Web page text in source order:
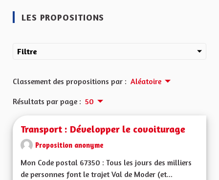
LES PROPOSITIONS
Filtre
Classement des propositions par : Aléatoire
Résultats par page : 50
Transport : Développer le covoiturage
Proposition anonyme
Mon Code postal 67350 : Tous les jours des milliers
de personnes font le trajet Val de Moder (et...